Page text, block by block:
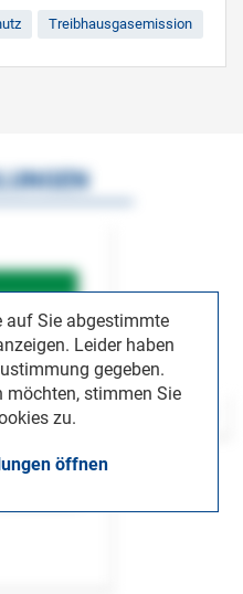
Treibhausgasemission
auf Sie abgestimmte
Leider haben
gegeben.
möchten, stimmen Sie
zu.
öffnen